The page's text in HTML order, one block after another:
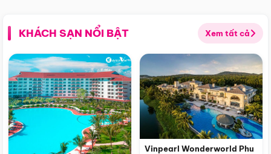
KHÁCH SẠN NỔI BẬT Xem tất cả
Vinpearl Wonderworld Phu